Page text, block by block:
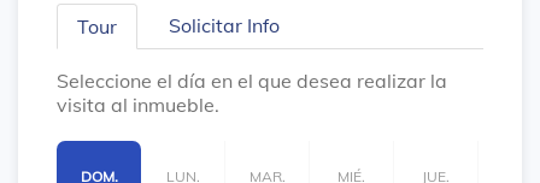
Tour Solicitar Info
Seleccione el día en el que desea realizar la
visita al inmueble.
DOM. LUN. MAR. MIÉ. JUE.